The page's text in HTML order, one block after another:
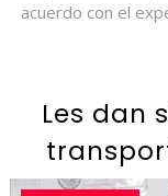
acuerdo con el
Les dan